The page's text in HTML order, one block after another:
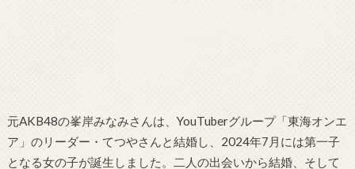
元AKB48の峯岸みなみさんは、YouTuberグループ「東海オンエ
ア」のリーダー・てつやさんと結婚し、2024年7月には第一子
となる女の子が誕生しました。二人の出会いから結婚、そして